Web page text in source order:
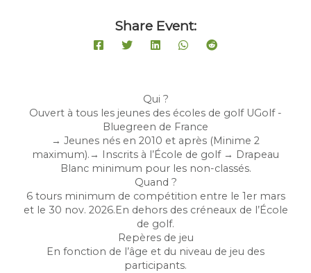
Share Event:
Qui ?
Ouvert à tous les jeunes des écoles de golf UGolf -
Bluegreen de France
→ Jeunes nés en 2010 et après (Minime 2
maximum).→ Inscrits à l’École de golf → Drapeau
Blanc minimum pour les non-classés.
Quand ?
6 tours minimum de compétition entre le 1er mars
et le 30 nov. 2026.En dehors des créneaux de l’École
de golf.
Repères de jeu
En fonction de l’âge et du niveau de jeu des
participants.